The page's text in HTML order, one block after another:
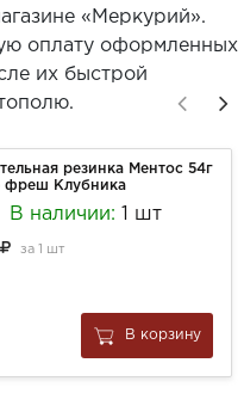
«Меркурий».
оплату оформленных
их быстрой
резинка Ментос 54г
фреш Клубника
В наличии: 1 шт
за 1 шт
В корзину